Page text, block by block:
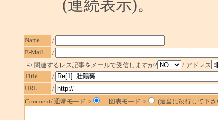
(連続表示)。
Name
/
E-Mail
/
└> 関連するレス記事をメールで受信しますか?
/ アドレス
Title
/
URL
/
Comment/ 通常モード->
図表モード-> (適当に改行して下